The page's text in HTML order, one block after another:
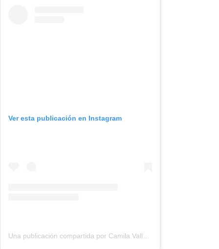
Ver esta publicación en Instagram